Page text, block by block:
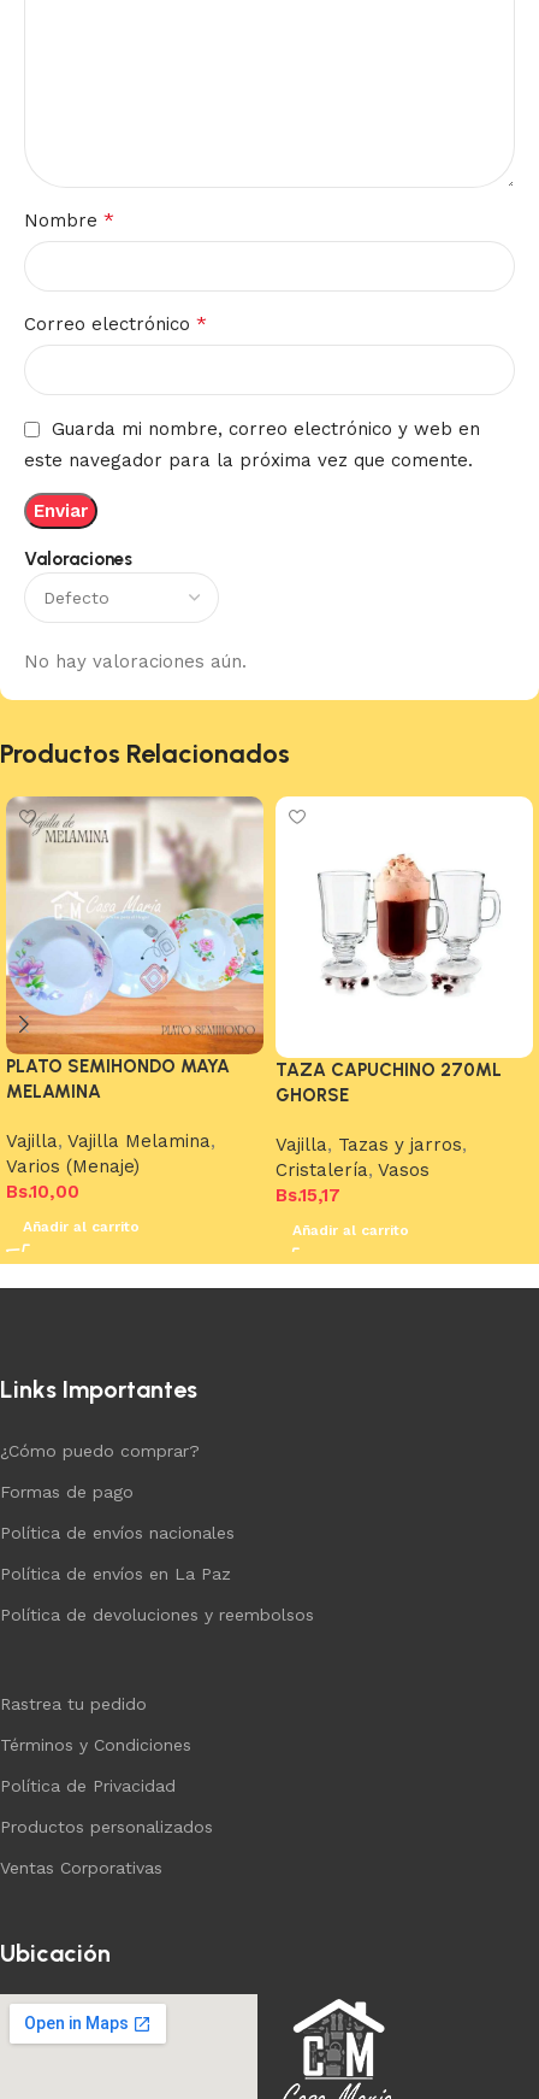
Valoraciones
No hay valoraciones aún.
Nombre *
Correo electrónico *
Guarda mi nombre, correo electrónico y web en
este navegador para la próxima vez que comente.
Productos Relacionados
PLATO SEMIHONDO MAYA
MELAMINA
Vajilla, Vajilla Melamina,
Varios (Menaje)
Bs.10,00
Añadir al carrito
TAZA CAPUCHINO 270ML
GHORSE
Vajilla, Tazas y jarros,
Cristalería, Vasos
Bs.15,17
Añadir al carrito
Links Importantes
¿Cómo puedo comprar?
Formas de pago
Política de envíos nacionales
Política de envíos en La Paz
Política de devoluciones y reembolsos
Rastrea tu pedido
Términos y Condiciones
Política de Privacidad
Productos personalizados
Ventas Corporativas
Ubicación